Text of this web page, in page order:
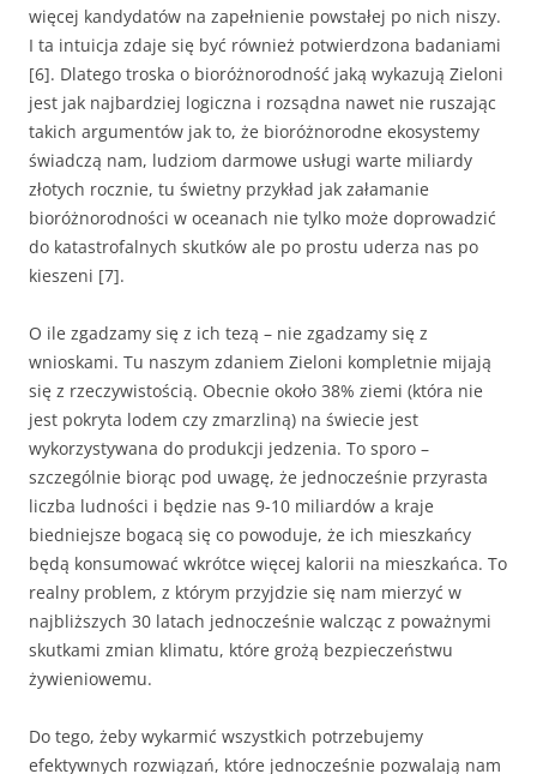
więcej kandydatów na zapełnienie powstałej po nich niszy.
I ta intuicja zdaje się być również potwierdzona badaniami
[6]. Dlatego troska o bioróżnorodność jaką wykazują Zieloni
jest jak najbardziej logiczna i rozsądna nawet nie ruszając
takich argumentów jak to, że bioróżnorodne ekosystemy
świadczą nam, ludziom darmowe usługi warte miliardy
złotych rocznie, tu świetny przykład jak załamanie
bioróżnorodności w oceanach nie tylko może doprowadzić
do katastrofalnych skutków ale po prostu uderza nas po
kieszeni [7].
O ile zgadzamy się z ich tezą – nie zgadzamy się z
wnioskami. Tu naszym zdaniem Zieloni kompletnie mijają
się z rzeczywistością. Obecnie około 38% ziemi (która nie
jest pokryta lodem czy zmarzliną) na świecie jest
wykorzystywana do produkcji jedzenia. To sporo –
szczególnie biorąc pod uwagę, że jednocześnie przyrasta
liczba ludności i będzie nas 9-10 miliardów a kraje
biedniejsze bogacą się co powoduje, że ich mieszkańcy
będą konsumować wkrótce więcej kalorii na mieszkańca. To
realny problem, z którym przyjdzie się nam mierzyć w
najbliższych 30 latach jednocześnie walcząc z poważnymi
skutkami zmian klimatu, które grożą bezpieczeństwu
żywieniowemu.
Do tego, żeby wykarmić wszystkich potrzebujemy
efektywnych rozwiązań, które jednocześnie pozwalają nam